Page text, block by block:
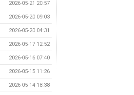
2026-05-21 20:57
2026-05-20 09:03
2026-05-20 04:31
2026-05-17 12:52
2026-05-16 07:40
2026-05-15 11:26
2026-05-14 18:38